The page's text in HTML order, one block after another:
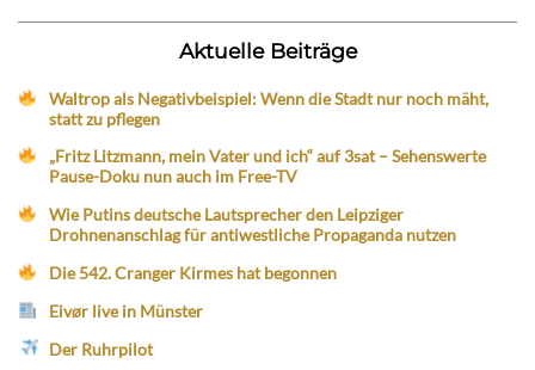
Aktuelle Beiträge
Waltrop als Negativbeispiel: Wenn die Stadt nur noch mäht,
statt zu pflegen
„Fritz Litzmann, mein Vater und ich“ auf 3sat – Sehenswerte
Pause-Doku nun auch im Free-TV
Wie Putins deutsche Lautsprecher den Leipziger
Drohnenanschlag für antiwestliche Propaganda nutzen
Die 542. Cranger Kirmes hat begonnen
Eivør live in Münster
Der Ruhrpilot